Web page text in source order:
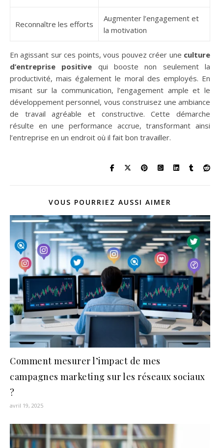
Reconnaître les efforts
Augmenter l’engagement et
la motivation
En agissant sur ces points, vous pouvez créer une culture
d’entreprise positive qui booste non seulement la
productivité, mais également le moral des employés. En
misant sur la communication, l’engagement ample et le
développement personnel, vous construisez une ambiance
de travail agréable et constructive. Cette démarche
résulte en une performance accrue, transformant ainsi
l’entreprise en un endroit où il fait bon travailler.
VOUS POURRIEZ AUSSI AIMER
Comment mesurer l’impact de mes
campagnes marketing sur les réseaux sociaux
?
avril 19, 2025